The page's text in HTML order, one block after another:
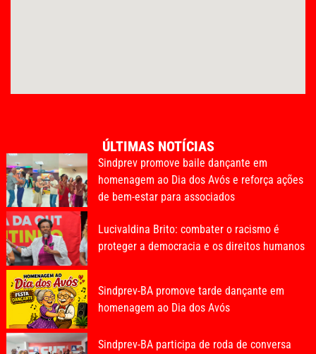
ÚLTIMAS NOTÍCIAS
Sindprev promove baile dançante em
homenagem ao Dia dos Avós e reforça ações
de bem-estar para associados
Lucivaldina Brito: combater o racismo é
proteger a democracia e os direitos humanos
Sindprev-BA promove tarde dançante em
homenagem ao Dia dos Avós
Sindprev-BA participa de roda de conversa